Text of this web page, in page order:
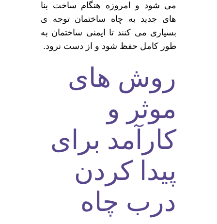
می شود و امروزه هنگام ساخت بنا
های جدید به چاه ساختمان توجه ی
بسیاری می کنند تا ایمنی ساختمان به
طور کامل حفظ شود و از دست نرود.
روش های
موثر و
کارآمد برای
پیدا کردن
درب چاه